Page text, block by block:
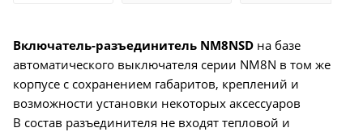
Включатель-разъединитель NM8NSD на базе
автоматического выключателя серии NM8N в том же
корпусе с сохранением габаритов, креплений и
возможности установки некоторых аксессуаров
В состав разъединителя не входят тепловой и